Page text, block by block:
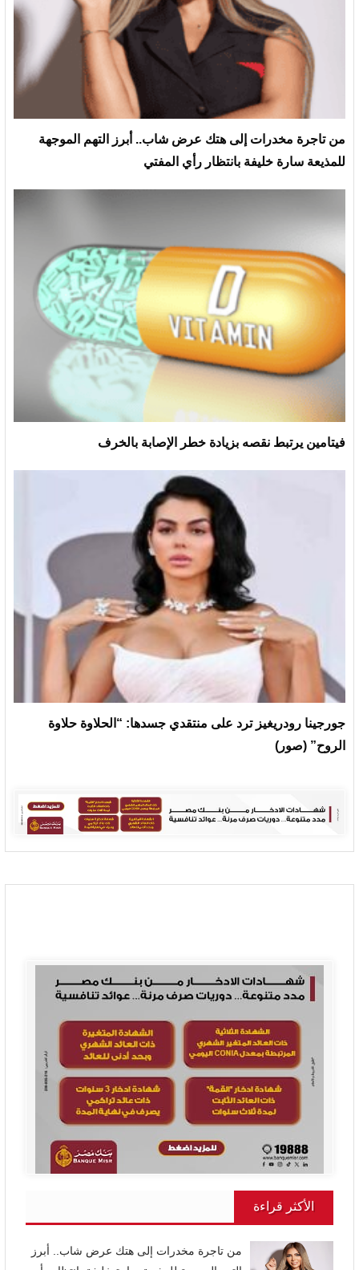
من تاجرة مخدرات إلى هتك عرض شاب.. أبرز التهم الموجهة
للمذيعة سارة خليفة بانتظار رأي المفتي
فيتامين يرتبط نقصه بزيادة خطر الإصابة بالخرف
جورجينا رودريغيز ترد على منتقدي جسدها: “الحلاوة حلاوة
الروح” (صور)
الأكثر قراءة
من تاجرة مخدرات إلى هتك عرض شاب.. أبرز